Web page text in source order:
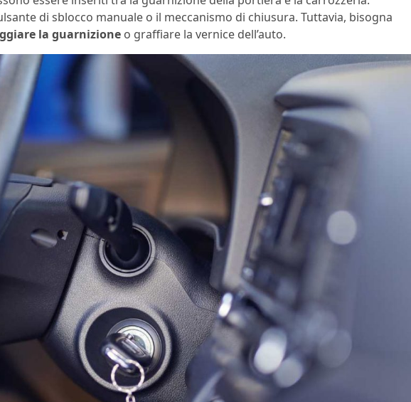
di sblocco manuale o il meccanismo di chiusura. Tuttavia, bisogna
la guarnizione o graffiare la vernice dell’auto.